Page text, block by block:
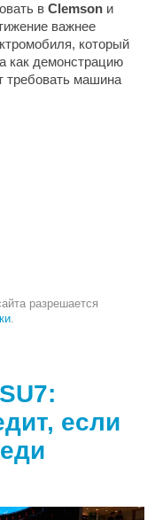
в Clemson и
важнее
который
как демонстрацию
требовать машина
разрешается
.
если